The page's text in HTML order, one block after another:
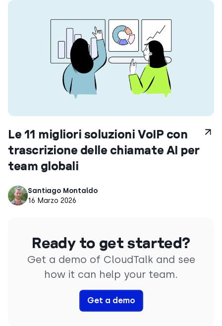
Le 11 migliori soluzioni VoIP con
trascrizione delle chiamate AI per
team globali
Santiago Montaldo
16 Marzo 2026
Ready to get started?
Get a demo of CloudTalk and see
how it can help your team.
Get a demo